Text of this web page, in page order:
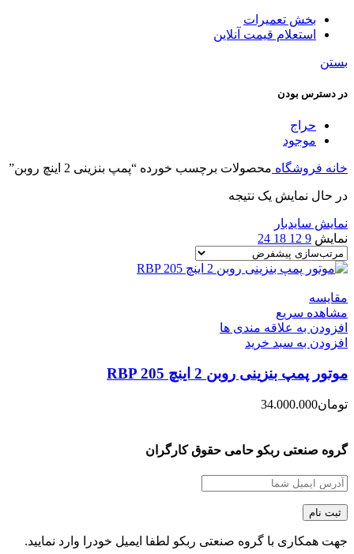
بخش تعمیرات
استعلام قیمت آنلاین
بستن
در دسترس بودن
حراج
موجود
خانه فروشگاه محصولات برچسب خورده “پمپ بنزینی 2 اینچ روبن”
در حال نمایش یک نتیجه
نمایش سایدبار
نمایش 9
12
18
24
مقایسه
مشاهده سریع
افزودن به علاقه مندی ها
افزودن به سبد خرید
موتور پمپ بنزینی روبن 2 اینچ RBP 205
تومان34.000.000
گروه صنعتی ربکو حامی حقوق کارگران
جهت همکاری با گروه صنعتی ربکو لطفا ایمیل خودرا وارد نمایید.